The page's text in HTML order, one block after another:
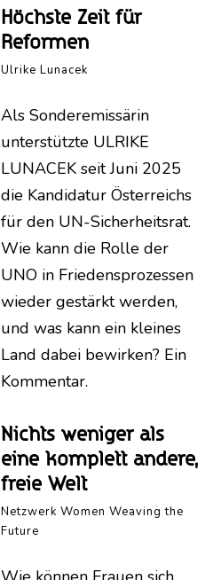
Höchste Zeit für
Reformen
Ulrike Lunacek
Als Sonderemissärin
unterstützte ULRIKE
LUNACEK seit Juni 2025
die Kandidatur Österreichs
für den UN-Sicherheitsrat.
Wie kann die Rolle der
UNO in Friedensprozessen
wieder gestärkt werden,
und was kann ein kleines
Land dabei bewirken? Ein
Kommentar.
Nichts weniger als
eine komplett andere,
freie Welt
Netzwerk Women Weaving the
Future